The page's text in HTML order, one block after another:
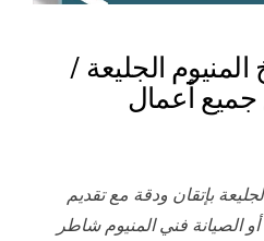
الجليعة /
مصنع جميع أعمال
بإتقان ودقة مع تقديم
الصيانة فني المنيوم شاطر